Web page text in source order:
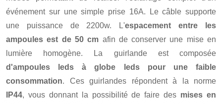
événement sur une simple prise 16A. Le câble supporte
une puissance de 2200w. L'espacement entre les
ampoules est de 50 cm afin de conserver une mise en
lumière homogène. La guirlande est composée
d'ampoules leds à globe leds pour une faible
consommation. Ces guirlandes répondent à la norme
IP44, vous donnant la possibilité de faire des mises en